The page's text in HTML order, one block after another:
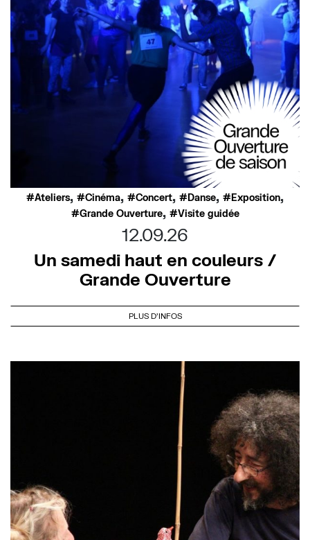
Ateliers, Cinéma, Concert, Danse, Exposition,
Grande Ouverture, Visite guidée
12.09.26
Un samedi haut en couleurs /
Grande Ouverture
PLUS D'INFOS